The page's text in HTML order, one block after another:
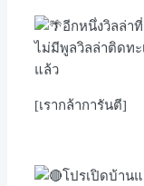
อีกหนึ่งวิลล่าที่
ไม่มีพูลวิลล่าติดทะ
แล้ว
[เรากล้าการันตี]
โปรเปิดบ้าน